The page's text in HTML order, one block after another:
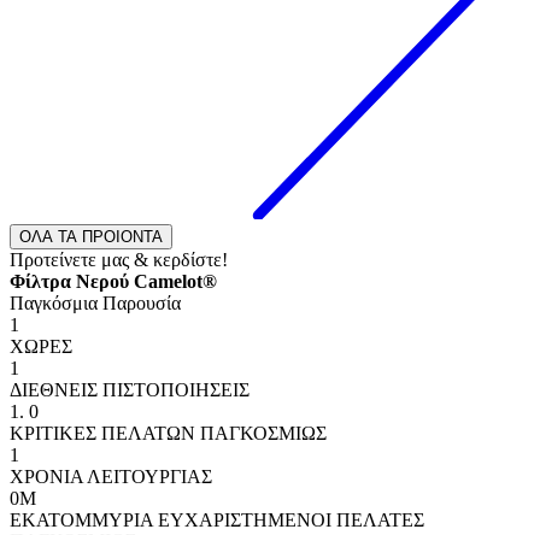
ΟΛΑ ΤΑ ΠΡΟΙΟΝΤΑ
Προτείνετε μας & κερδίστε!
Φίλτρα Νερού Camelot®
Παγκόσμια Παρουσία
1
ΧΩΡΕΣ
1
ΔΙΕΘΝΕΙΣ ΠΙΣΤΟΠΟΙΗΣΕΙΣ
1 . 0
ΚΡΙΤΙΚΕΣ ΠΕΛΑΤΩΝ ΠΑΓΚΟΣΜΙΩΣ
1
ΧΡΟΝΙΑ ΛΕΙΤΟΥΡΓΙΑΣ
0Μ
ΕΚΑΤΟΜΜΥΡΙΑ ΕΥΧΑΡΙΣΤΗΜΕΝΟΙ ΠΕΛΑΤΕΣ